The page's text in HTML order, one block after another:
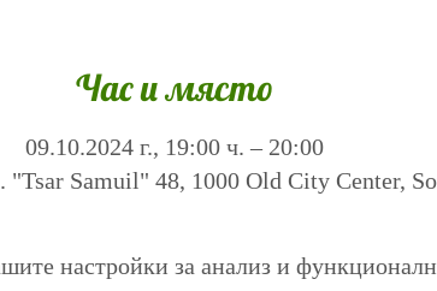
Час и място
09.10.2024 г., 19:00 ч. – 20:00
Samuil" 48, 1000 Old City Center,
настройки за анализ и